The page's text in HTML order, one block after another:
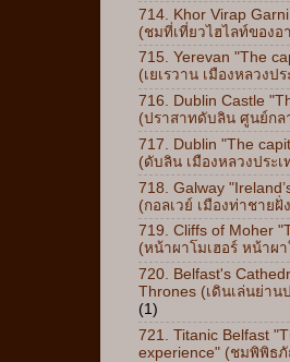
714. Khor Virap
(ชมที่เที่ยวไฮไลท์ของอ
715. Yerevan "The
(เยเรวาน เมืองหลวงป
716. Dublin Castle
(ปราสาทดับลิน ศูนย์กล
717. Dublin "The
(ดับลิน เมืองหลวงประ
718. Galway
(กอลเวย์ เมืองท่าชายฝั่
719. Cliffs of Moher
(หน้าผาโมเฮอร์ หน้าผ
720. Belfast's
Thrones (เดินเล่นย่าน
(1)
721. Titanic Belfast
experience" (ชมพิพิธ